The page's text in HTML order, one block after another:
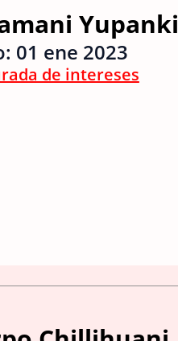
Yupanki
01 ene 2023
de intereses